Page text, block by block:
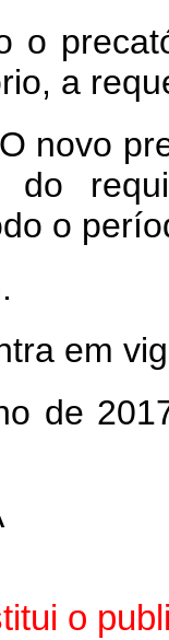
o
a
novo
do
o
em
de
o